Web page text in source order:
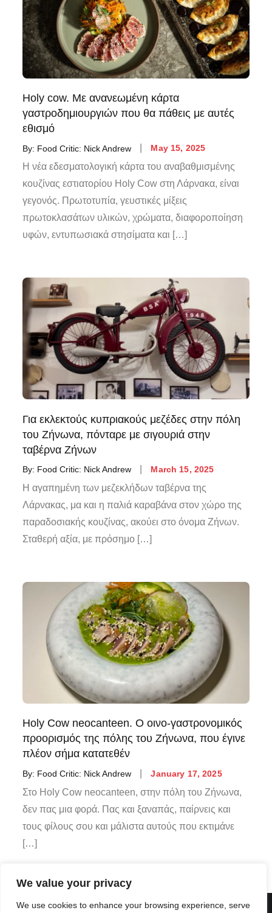
We value your privacy
We use cookies to enhance your browsing experience, serve
Holy cow. Με ανανεωμένη κάρτα
γαστροδημιουργιών που θα πάθεις με αυτές
εθισμό
By: Food Critic: Nick Andrew May 15, 2025
Η νέα εδεσματολογική κάρτα του αναβαθμισμένης
κουζίνας εστιατορίου Holy Cow στη Λάρνακα, είναι
γεγονός. Πρωτοτυπία, γευστικές μίξεις
πρωτοκλασάτων υλικών, χρώματα, διαφοροποίηση
υφών, εντυπωσιακά στησίματα και […]
Για εκλεκτούς κυπριακούς μεζέδες στην πόλη
του Ζήνωνα, πόνταρε με σιγουριά στην
ταβέρνα Ζήνων
By: Food Critic: Nick Andrew March 15, 2025
Η αγαπημένη των μεζεκλήδων ταβέρνα της
Λάρνακας, μα και η παλιά καραβάνα στον χώρο της
παραδοσιακής κουζίνας, ακούει στο όνομα Ζήνων.
Σταθερή αξία, με πρόσημο […]
Holy Cow neocanteen. Ο οινο-γαστρονομικός
προορισμός της πόλης του Ζήνωνα, που έγινε
πλέον σήμα κατατεθέν
By: Food Critic: Nick Andrew January 17, 2025
Στο Holy Cow neocanteen, στην πόλη του Ζήνωνα,
δεν πας μια φορά. Πας και ξαναπάς, παίρνεις και
τους φίλους σου και μάλιστα αυτούς που εκτιμάνε
[…]